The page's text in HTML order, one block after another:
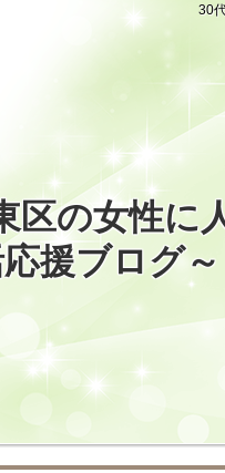
30
区の女性に
援ブログ～